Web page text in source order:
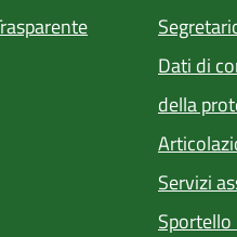
Dati di
della
Servizi